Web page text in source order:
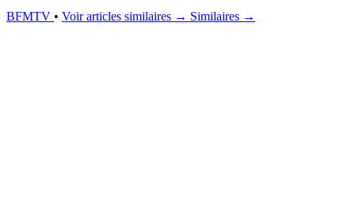
BFMTV • Voir articles similaires → Similaires →